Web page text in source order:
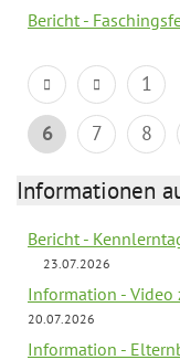
Bericht -
1
6
7 8
Informationen
Bericht -
23.07.2026
Information -
20.07.2026
Information -